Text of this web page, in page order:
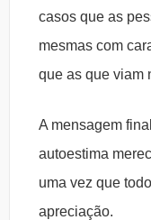
casos que as
mesmas com
que as que viam
A mensagem
autoestima
uma vez que
apreciação.